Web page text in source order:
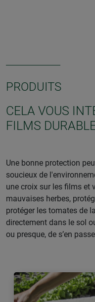
PRODUITS
CELA VOUS
FILMS
Une bonne protection
soucieux de
une croix sur les films et
mauvaises herbes,
protéger les tomates de
directement dans le sol
ou presque, de s’en